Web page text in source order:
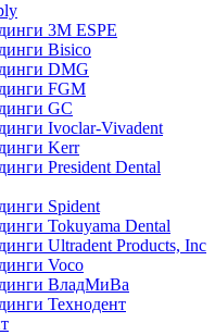
3M ESPE
Bisico
DMG
FGM
GC
Ivoclar-Vivadent
Kerr
President Dental
Spident
Tokuyama Dental
Ultradent Products, Inc
Voco
ВладМиВа
Технодент